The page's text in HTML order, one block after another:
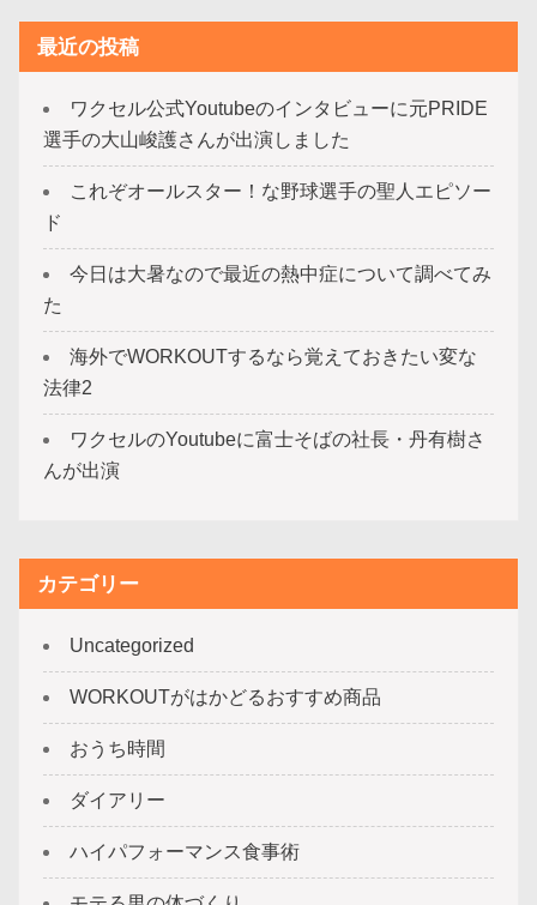
最近の投稿
ワクセル公式Youtubeのインタビューに元PRIDE
選手の大山峻護さんが出演しました
これぞオールスター！な野球選手の聖人エピソー
ド
今日は大暑なので最近の熱中症について調べてみ
た
海外でWORKOUTするなら覚えておきたい変な
法律2
ワクセルのYoutubeに富士そばの社長・丹有樹さ
んが出演
カテゴリー
Uncategorized
WORKOUTがはかどるおすすめ商品
おうち時間
ダイアリー
ハイパフォーマンス食事術